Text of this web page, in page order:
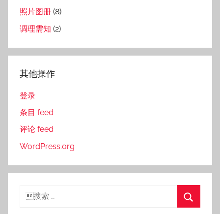
照片图册 (8)
调理需知 (2)
其他操作
登录
条目 feed
评论 feed
WordPress.org
搜